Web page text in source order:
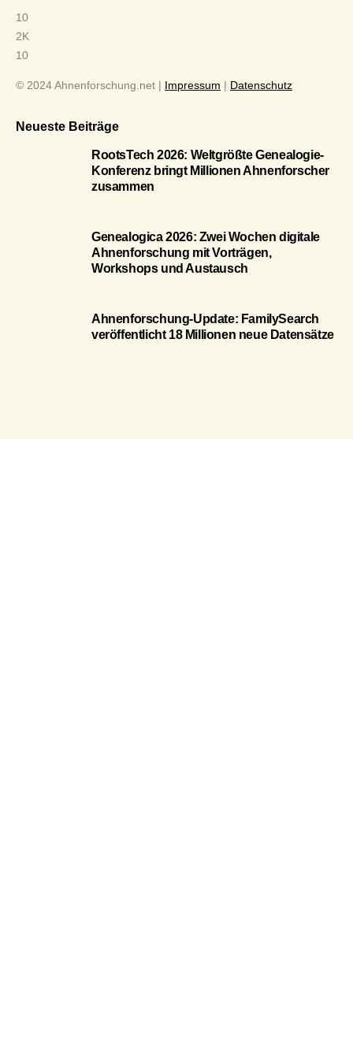
10
2K
10
© 2024 Ahnenforschung.net | Impressum | Datenschutz
Neueste Beiträge
RootsTech 2026: Weltgrößte Genealogie-
Konferenz bringt Millionen Ahnenforscher
zusammen
Genealogica 2026: Zwei Wochen digitale
Ahnenforschung mit Vorträgen,
Workshops und Austausch
Ahnenforschung-Update: FamilySearch
veröffentlicht 18 Millionen neue Datensätze